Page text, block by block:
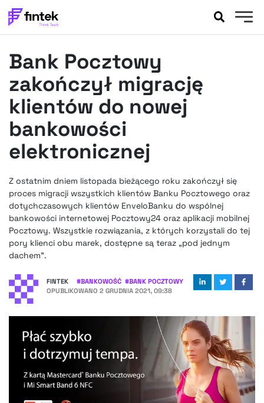
BANKOWOŚĆ
EVENTY
FELIETONY
WYWIADY
LEGAL
PODCASTY
FINTEKEXTRA
OKIEM EKSPERTA
Bank Pocztowy
zakończył migrację
klientów do nowej
bankowości
elektronicznej
Z ostatnim dniem listopada bieżącego roku zakończył się
proces migracji wszystkich klientów Banku Pocztowego oraz
dotychczasowych klientów EnveloBanku do wspólnej
bankowości internetowej Pocztowy24 oraz aplikacji mobilnej
Pocztowy. Wszystkie rozwiązania, z których korzystali do tej
pory klienci obu marek, dostępne są teraz „pod jednym
dachem”.
FINTEK #BANKOWOŚĆ #BANK POCZTOWY
OPUBLIKOWANO 2 GRUDNIA 2021, 09:38